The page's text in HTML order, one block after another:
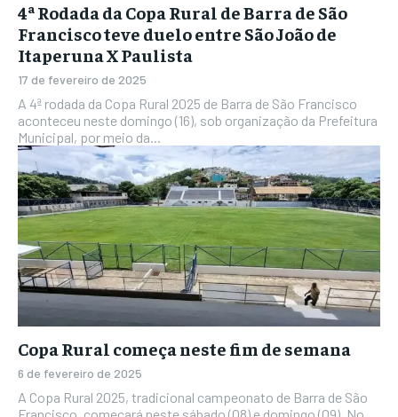
4ª Rodada da Copa Rural de Barra de São
Francisco teve duelo entre São João de
Itaperuna X Paulista
17 de fevereiro de 2025
A 4ª rodada da Copa Rural 2025 de Barra de São Francisco
aconteceu neste domingo (16), sob organização da Prefeitura
Municipal, por meio da...
Copa Rural começa neste fim de semana
6 de fevereiro de 2025
A Copa Rural 2025, tradicional campeonato de Barra de São